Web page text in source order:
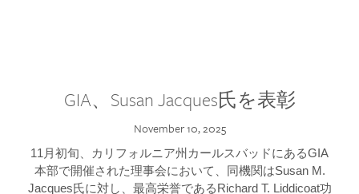
GIA、Susan Jacques氏を表彰
November 10, 2025
11月初旬、カリフォルニア州カールスバッドにあるGIA
本部で開催された理事会において、同機関はSusan M.
Jacques氏に対し、最高栄誉であるRichard T. Liddicoat功